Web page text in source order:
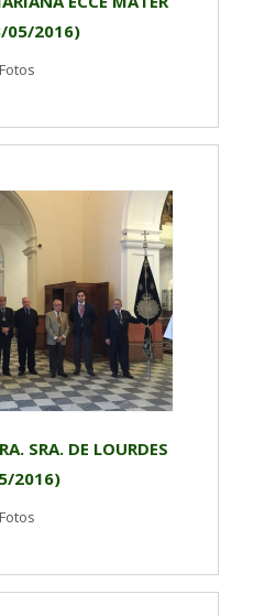
05/2016)
SRA. DE LOURDES
2016)
Fotos